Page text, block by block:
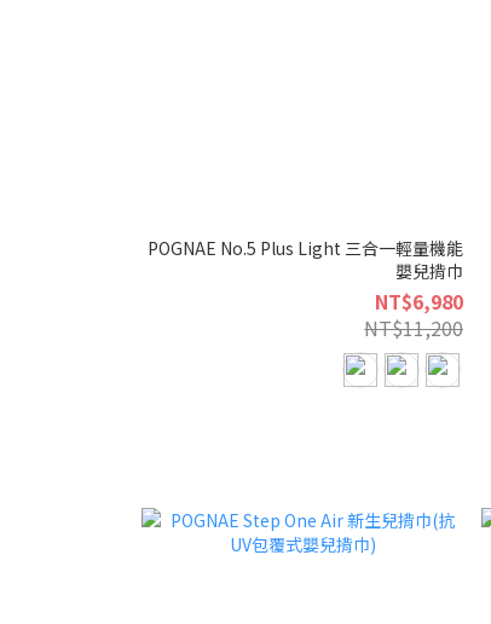
POGNAE No.5 Plus Light 三合一輕量機能
嬰兒揹巾
NT$6,980
NT$11,200